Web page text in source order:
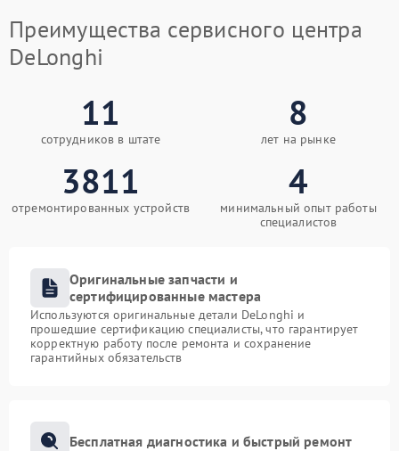
Преимущества сервисного центра
DeLonghi
11
сотрудников в штате
8
лет на рынке
3811
отремонтированных устройств
4
минимальный опыт работы
специалистов
Оригинальные запчасти и
сертифицированные мастера
Используются оригинальные детали DeLonghi и
прошедшие сертификацию специалисты, что гарантирует
корректную работу после ремонта и сохранение
гарантийных обязательств
Бесплатная диагностика и быстрый ремонт